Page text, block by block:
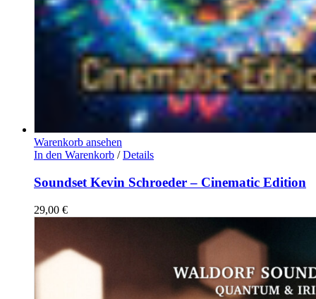
Warenkorb ansehen
In den Warenkorb / Details
Soundset Kevin Schroeder – Cinematic Edition
29,00 €